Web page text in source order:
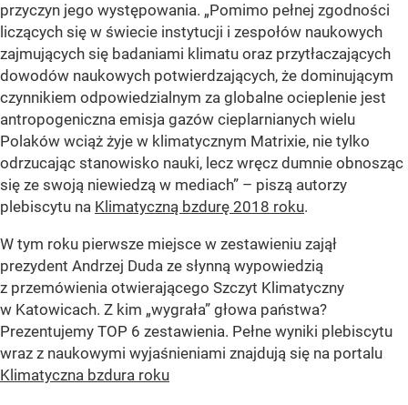
przyczyn jego występowania. „Pomimo pełnej zgodności
liczących się w świecie instytucji i zespołów naukowych
zajmujących się badaniami klimatu oraz przytłaczających
dowodów naukowych potwierdzających, że dominującym
czynnikiem odpowiedzialnym za globalne ocieplenie jest
antropogeniczna emisja gazów cieplarnianych wielu
Polaków wciąż żyje w klimatycznym Matrixie, nie tylko
odrzucając stanowisko nauki, lecz wręcz dumnie obnosząc
się ze swoją niewiedzą w mediach” – piszą autorzy
plebiscytu na Klimatyczną bzdurę 2018 roku.
W tym roku pierwsze miejsce w zestawieniu zajął
prezydent Andrzej Duda ze słynną wypowiedzią
z przemówienia otwierającego Szczyt Klimatyczny
w Katowicach. Z kim „wygrała” głowa państwa?
Prezentujemy TOP 6 zestawienia. Pełne wyniki plebiscytu
wraz z naukowymi wyjaśnieniami znajdują się na portalu
Klimatyczna bzdura roku